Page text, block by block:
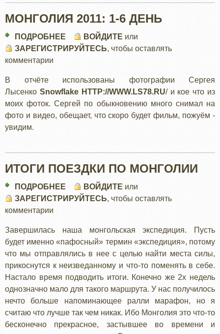
МОНГОЛИЯ 2011: 1-6 ДЕНЬ
ПОДРОБНЕЕ
МОНГОЛИЯ
6
ДЕНЬ
ВОЙДИТЕ или
ЗАРЕГИСТРИРУЙТЕСЬ, чтобы оставлять
комментарии
В отчёте использованы фотографии Сергея
Лысенко Snowflake HTTP://WWW.LS78.RU/ и кое что из
моих фоток. Сергей по обыкновению много снимал на
фото и видео, обещает, что скоро будет фильм, пожуём -
увидим.
ИТОГИ ПОЕЗДКИ ПО МОНГОЛИИ
ПОДРОБНЕЕ
ИТОГИ
МОНГОЛИИ
ВОЙДИТЕ или
ЗАРЕГИСТРИРУЙТЕСЬ, чтобы оставлять
комментарии
Завершилась наша монгольская экспедиция. Пусть
будет именно «пафосный» термин «экспедиция», потому
что мы отправлялись в нее с целью найти места силы,
прикоснутся к неизведанному и что-то поменять в себе.
Настало время подводить итоги. Конечно же 2х недель
однозначно мало для такого маршрута. У нас получилось
нечто больше напоминающее ралли марафон, но я
считаю что лучше так чем никак. Ибо Монголия это что-то
бесконечно прекрасное, застывшее во времени и